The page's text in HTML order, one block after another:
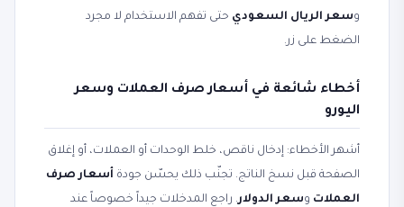
وسعر الريال السعودي حتى تفهم الاستخدام لا مجرد
الضغط على زر.
أخطاء شائعة في أسعار صرف العملات وسعر
اليورو
أشهر الأخطاء: إدخال ناقص، خلط الوحدات أو العملات، أو إغلاق
الصفحة قبل نسخ الناتج. تجنّب ذلك يحسّن جودة أسعار صرف
العملات وسعر الدولار. راجع المدخلات جيداً خصوصاً عند